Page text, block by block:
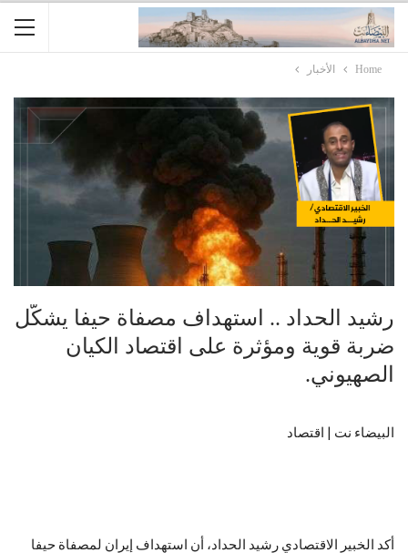
Home الأخبار
رشيد الحداد .. استهداف مصفاة حيفا يشكّل
ضربة قوية ومؤثرة على اقتصاد الكيان
الصهيوني.
البيضاء نت | اقتصاد
أكد الخبير الاقتصادي رشيد الحداد، أن استهداف إيران لمصفاة حيفا